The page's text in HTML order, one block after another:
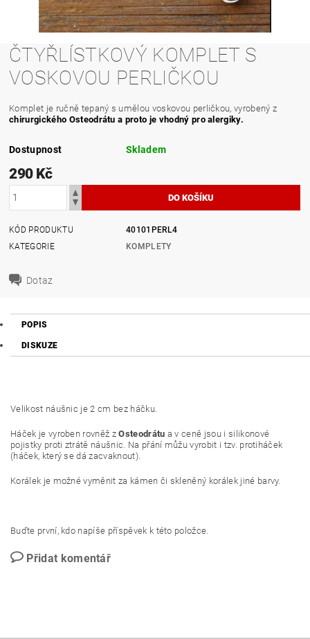
ČTYŘLÍSTKOVÝ KOMPLET S
VOSKOVOU PERLIČKOU
Komplet je ručně tepaný s umělou voskovou perličkou, vyrobený z
chirurgického Osteodrátu a proto je vhodný pro alergiky.
Dostupnost Skladem
290 Kč
KÓD PRODUKTU
40101PERL4
KATEGORIE
KOMPLETY
Dotaz
POPIS
DISKUZE
Velikost náušnic je 2 cm bez háčku.
Háček je vyroben rovněž zOsteodrátu a v ceně jsou i silikonové
pojistky proti ztrátě náušnic. Na přání můžu vyrobit i tzv. protiháček
(háček, který se dá zacvaknout).
Korálek je možné vyměnit za kámen či skleněný korálek jiné barvy.
Buďte první, kdo napíše příspěvek k této položce.
Přidat komentář